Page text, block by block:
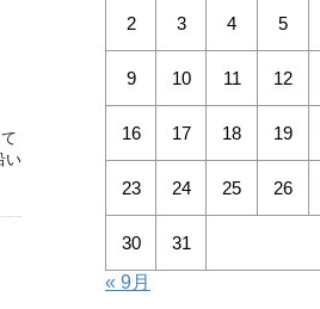
い
2 3 4 5
9 10 11 12
16 17 18 19
23 24 25 26
30
31
« 9月